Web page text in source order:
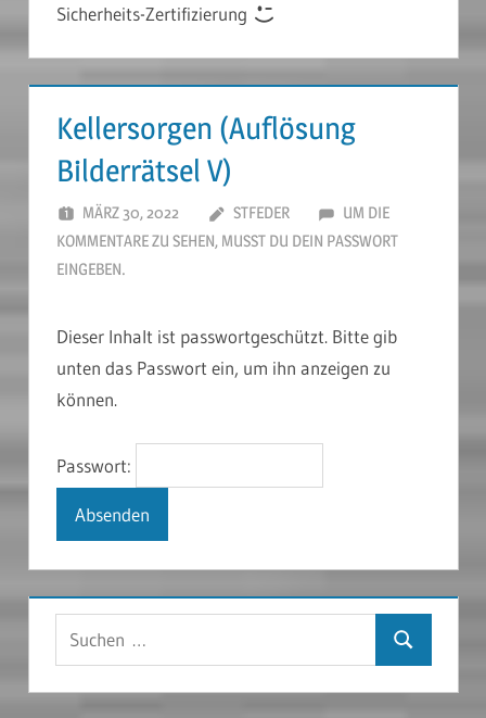
Sicherheits-Zertifizierung
Kellersorgen (Auflösung
Bilderrätsel V)
MÄRZ 30, 2022 STFEDER
UM DIE
KOMMENTARE ZU SEHEN, MUSST DU DEIN PASSWORT
EINGEBEN.
Dieser Inhalt ist passwortgeschützt. Bitte gib
unten das Passwort ein, um ihn anzeigen zu
können.
Passwort:
Suchen